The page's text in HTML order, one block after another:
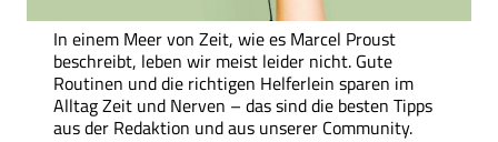
In einem Meer von Zeit, wie es Marcel Proust
beschreibt, leben wir meist leider nicht. Gute
Routinen und die richtigen Helferlein sparen im
Alltag Zeit und Nerven – das sind die besten Tipps
aus der Redaktion und aus unserer Community.